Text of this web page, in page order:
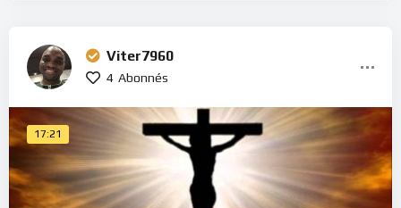
Viter7960
4 Abonnés
17:21